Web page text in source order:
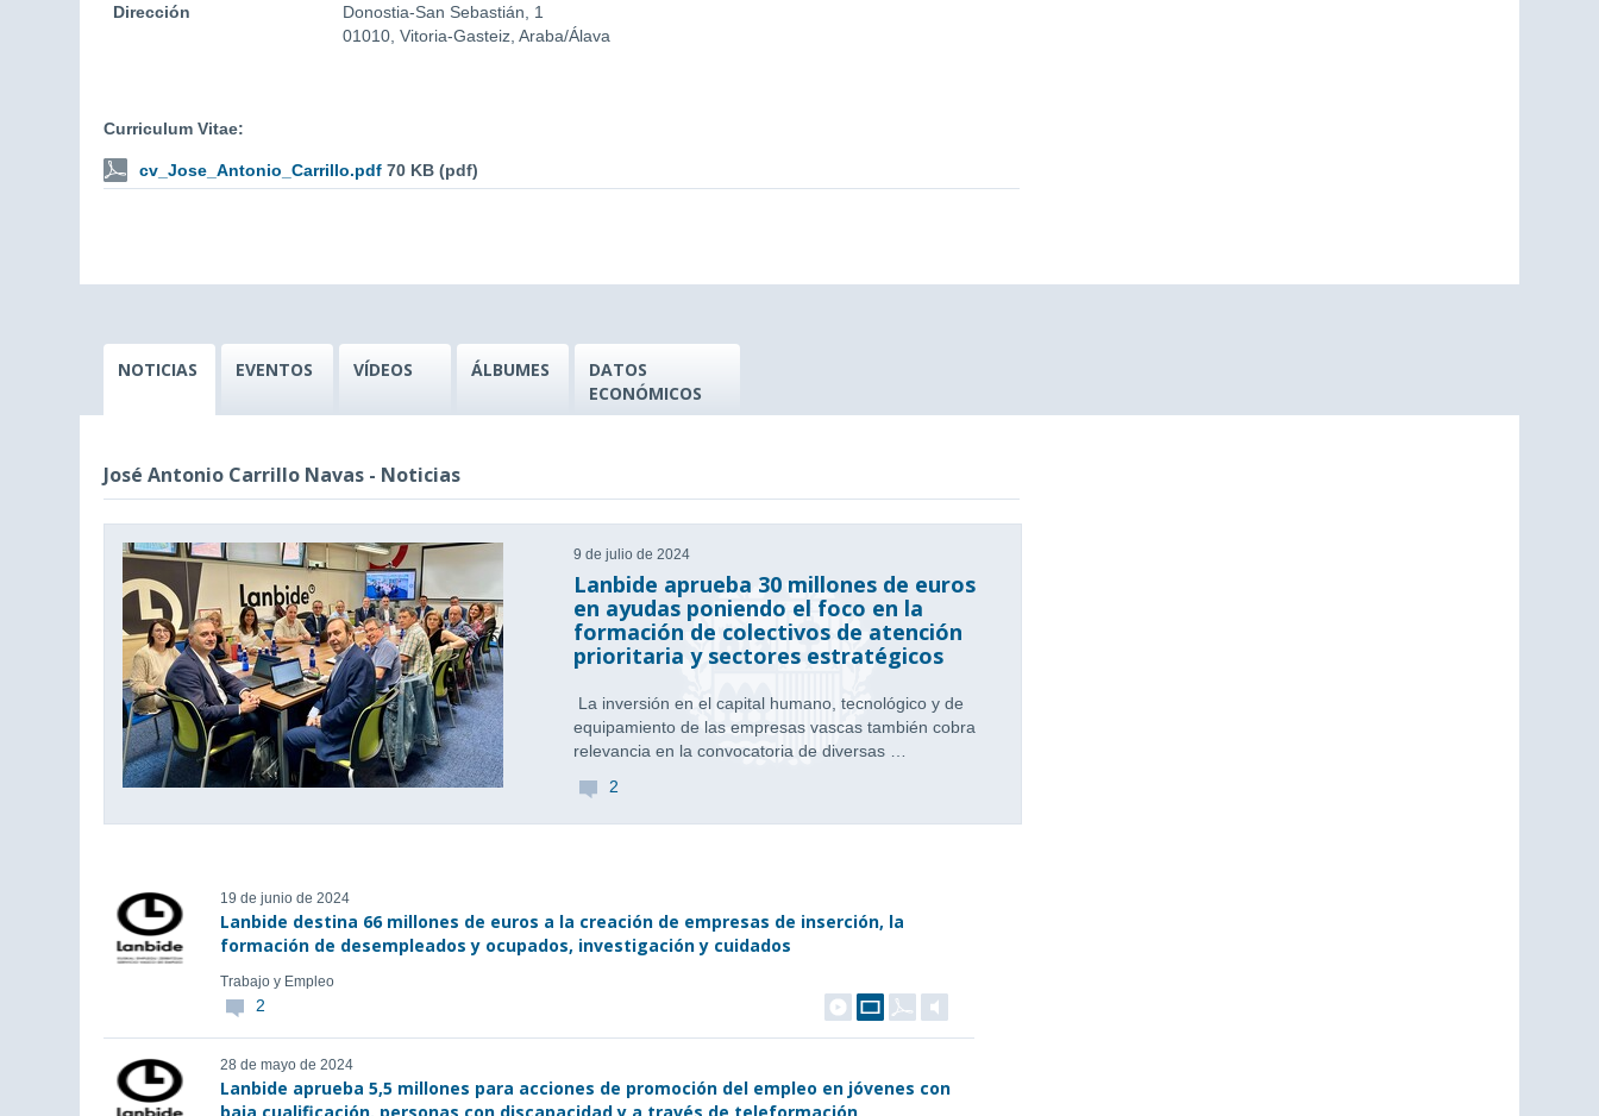
Dirección
Donostia-San Sebastián, 1
01010, Vitoria-Gasteiz, Araba/Álava
Curriculum Vitae:
cv_Jose_Antonio_Carrillo.pdf 70 KB (pdf)
NOTICIAS EVENTOS VÍDEOS ÁLBUMES
DATOS
ECONÓMICOS
José Antonio Carrillo Navas - Noticias
9 de julio de 2024
Lanbide aprueba 30 millones de euros
en ayudas poniendo el foco en la
formación de colectivos de atención
prioritaria y sectores estratégicos
La inversión en el capital humano, tecnológico y de
equipamiento de las empresas vascas también cobra
relevancia en la convocatoria de diversas …
2
19 de junio de 2024
Lanbide destina 66 millones de euros a la creación de empresas de inserción, la
formación de desempleados y ocupados, investigación y cuidados
Trabajo y Empleo
2
28 de mayo de 2024
Lanbide aprueba 5,5 millones para acciones de promoción del empleo en jóvenes con